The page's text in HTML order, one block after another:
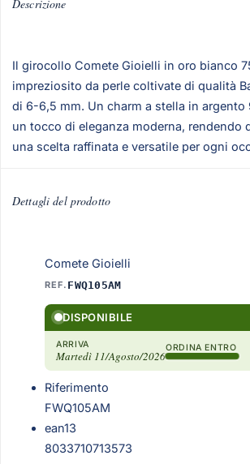
Descrizione
Il girocollo Comete Gioielli in oro bianco
impreziosito da perle coltivate di qualità
di 6-6,5 mm. Un charm a stella in
un tocco di eleganza moderna, rendendo
una scelta raffinata e versatile per ogni
Dettagli del prodotto
Comete Gioielli
REF. FWQ105AM
DISPONIBILE
ARRIVA
Martedì 11/Agosto/2026
ORDINA ENTRO
Riferimento
FWQ105AM
ean13
8033710713573